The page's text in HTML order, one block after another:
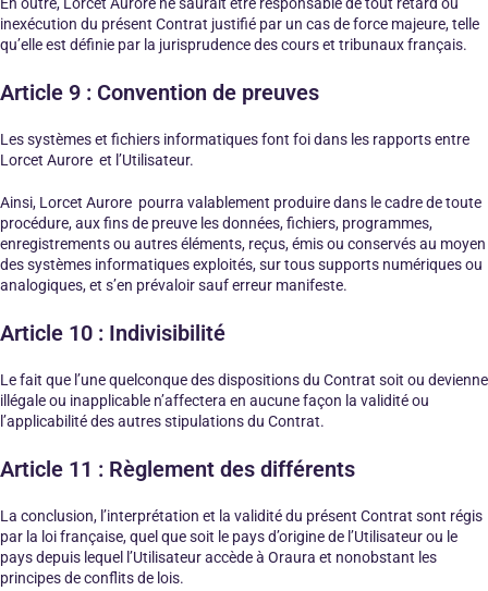
inexécution du présent Contrat justifié par un cas de force majeure, telle
qu’elle est définie par la jurisprudence des cours et tribunaux français.
Article 9 : Convention de preuves
Les systèmes et fichiers informatiques font foi dans les rapports entre
Lorcet Aurore et l’Utilisateur.
Ainsi, Lorcet Aurore pourra valablement produire dans le cadre de toute
procédure, aux fins de preuve les données, fichiers, programmes,
enregistrements ou autres éléments, reçus, émis ou conservés au moyen
des systèmes informatiques exploités, sur tous supports numériques ou
analogiques, et s’en prévaloir sauf erreur manifeste.
Article 10 : Indivisibilité
Le fait que l’une quelconque des dispositions du Contrat soit ou devienne
illégale ou inapplicable n’affectera en aucune façon la validité ou
l’applicabilité des autres stipulations du Contrat.
Article 11 : Règlement des différents
La conclusion, l’interprétation et la validité du présent Contrat sont régis
par la loi française, quel que soit le pays d’origine de l’Utilisateur ou le
pays depuis lequel l’Utilisateur accède à Oraura et nonobstant les
principes de conflits de lois.